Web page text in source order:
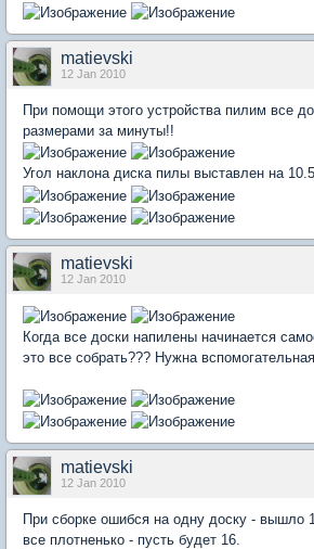
matievski
12 Jan 2010
При помощи этого устройства пилим все
размерами за минуты!!
Угол наклона диска пилы выставлен на
matievski
12 Jan 2010
Когда все доски напилены начинается
это все собрать??? Нужна
matievski
12 Jan 2010
При сборке ошибся на одну доску - вышло
все плотненько - пусть будет 16.